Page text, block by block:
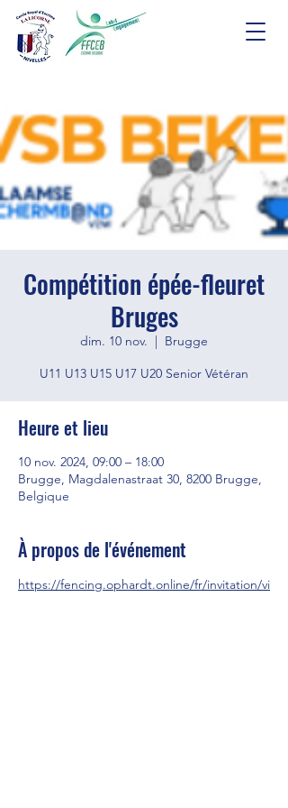
Compétition épée-fleuret
Bruges
dim. 10 nov.
  |
Brugge
U11 U13 U15 U17 U20 Senior Vétéran
Heure et lieu
10 nov. 2024, 09:00 – 18:00
Brugge, Magdalenastraat 30, 8200 Brugge,
Belgique
À propos de l'événement
https://fencing.ophardt.online/fr/invitation/vi